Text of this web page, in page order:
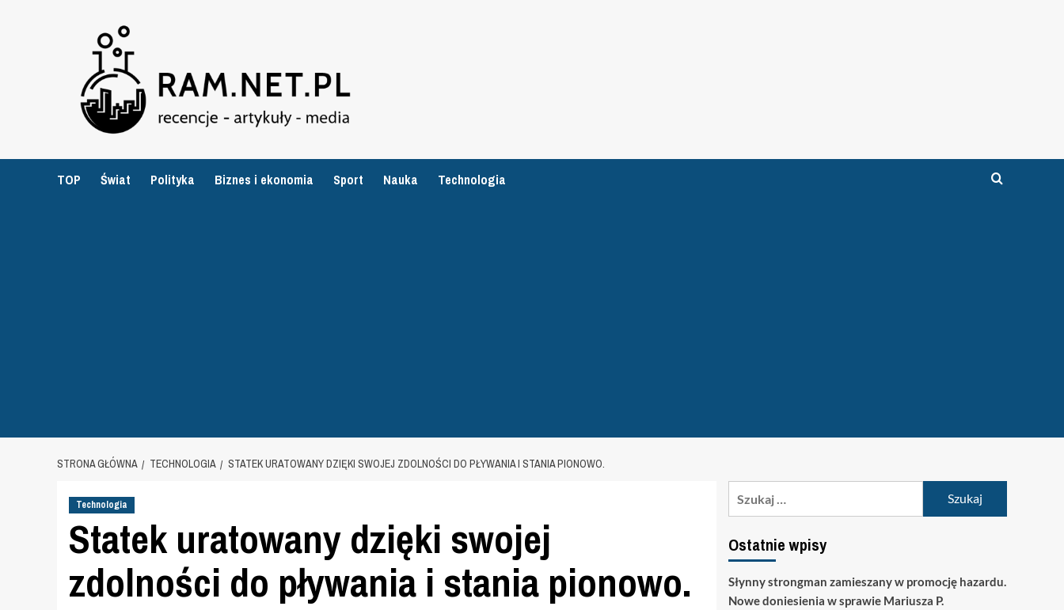
TOP Świat Polityka Biznes i ekonomia Sport Nauka Technologia
STRONA GŁÓWNA TECHNOLOGIA STATEK URATOWANY DZIĘKI SWOJEJ ZDOLNOŚCI DO PŁYWANIA I STANIA PIONOWO.
Technologia
Statek uratowany dzięki swojej
zdolności do pływania i stania pionowo.
Ostatnie wpisy
Słynny strongman zamieszany w promocję hazardu.
Nowe doniesienia w sprawie Mariusza P.